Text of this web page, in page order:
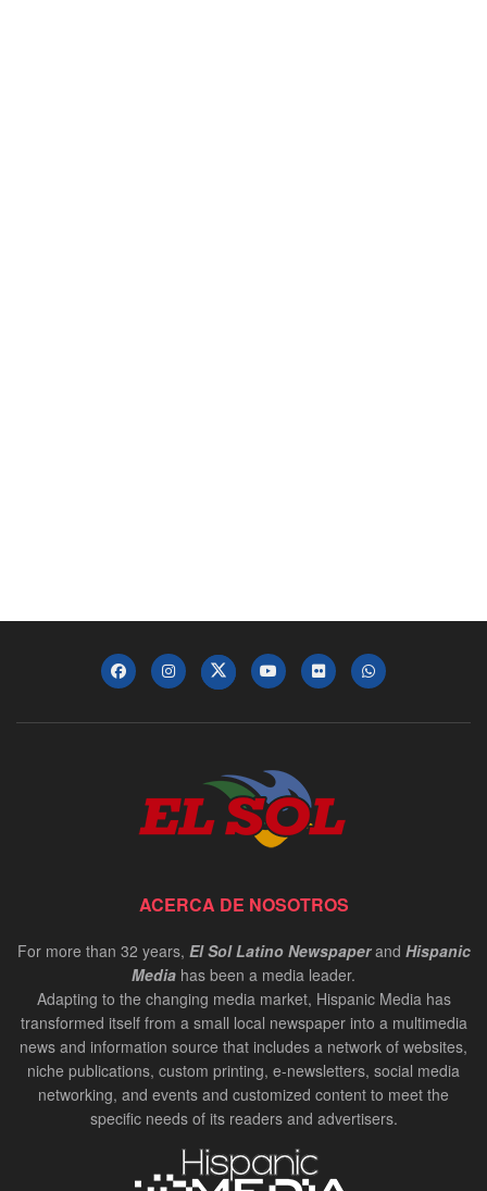
ACERCA DE NOSOTROS
For more than 32 years, El Sol Latino Newspaperand Hispanic
Media has been a media leader.
Adapting to the changing media market, Hispanic Media has
transformed itself from a small local newspaper into a multimedia
news and information source that includes a network of websites,
niche publications, custom printing, e-newsletters, social media
networking, and events and customized content to meet the
specific needs of its readers and advertisers.